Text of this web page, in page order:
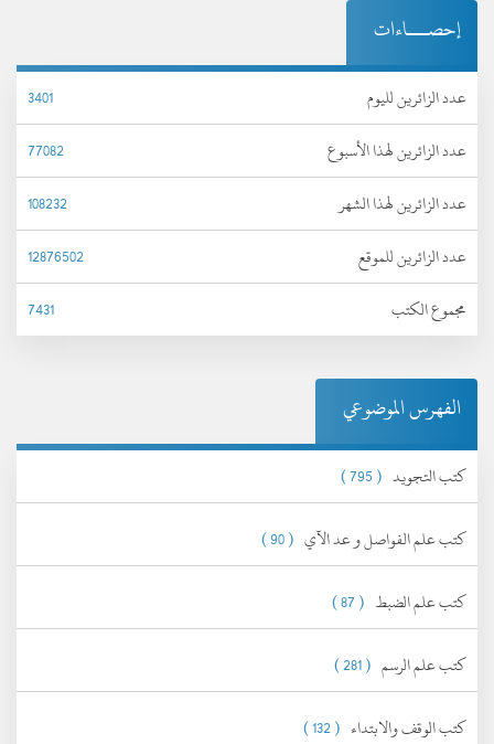
إحصـــاءات
عدد الزائرين لليوم
3401
عدد الزائرين لهذا الأسبوع
77082
عدد الزائرين لهذا الشهر
108232
عدد الزائرين للموقع
12876502
مجموع الكتب
7431
الفهرس الموضوعي
كتب التجويد ( 795 )
كتب علم الفواصل و عد الآي ( 90 )
كتب علم الضبط ( 87 )
كتب علم الرسم ( 281 )
كتب الوقف والابتداء ( 132 )